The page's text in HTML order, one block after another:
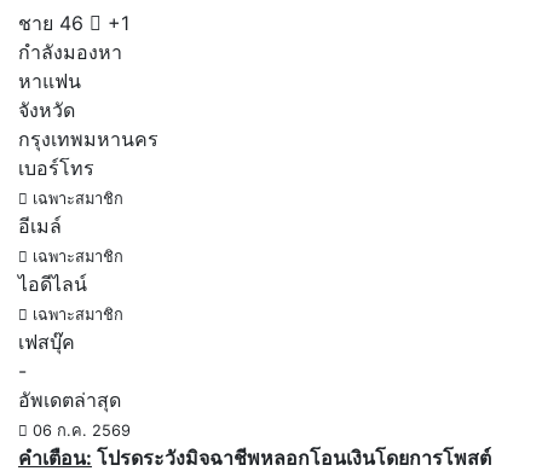
ชาย 46
+1
กำลังมองหา
หาแฟน
จังหวัด
กรุงเทพมหานคร
เบอร์โทร
เฉพาะสมาชิก
อีเมล์
เฉพาะสมาชิก
ไอดีไลน์
เฉพาะสมาชิก
เฟสบุ๊ค
-
อัพเดตล่าสุด
06 ก.ค. 2569
คำเตือน: โปรดระวังมิจฉาชีพหลอกโอนเงินโดยการโพสต์